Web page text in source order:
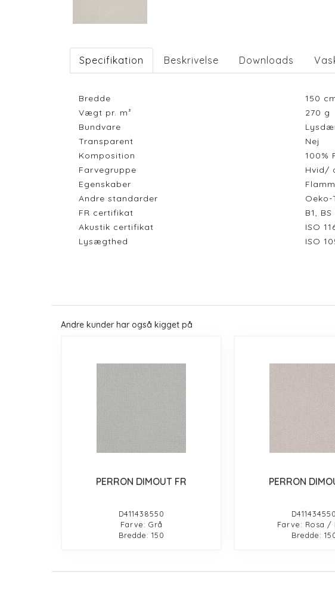
Specifikation Beskrivelse Downloads
Bredde 150
Vægt pr. m²
270 g
Bundvare
Transparent
Nej
Komposition
100%
Farvegruppe
Hvid/
Egenskaber
Andre standarder
Oeko-
FR certifikat
B1, BS
Akustik certifikat
ISO
Lysægthed
ISO
Andre kunder har også kigget på
PERRON DIMOUT FR
D411438550
Farve: Grå
Bredde: 150
PERRON
D411434550
Farve: Rosa /
Bredde: